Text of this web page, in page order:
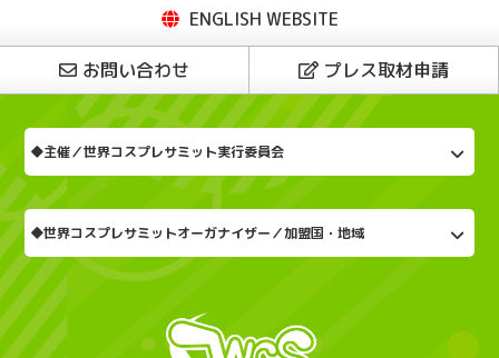
ENGLISH WEBSITE
お問い合わせ プレス取材申請
◆主催／世界コスプレサミット実行委員会
◆世界コスプレサミットオーガナイザー／加盟国・地域